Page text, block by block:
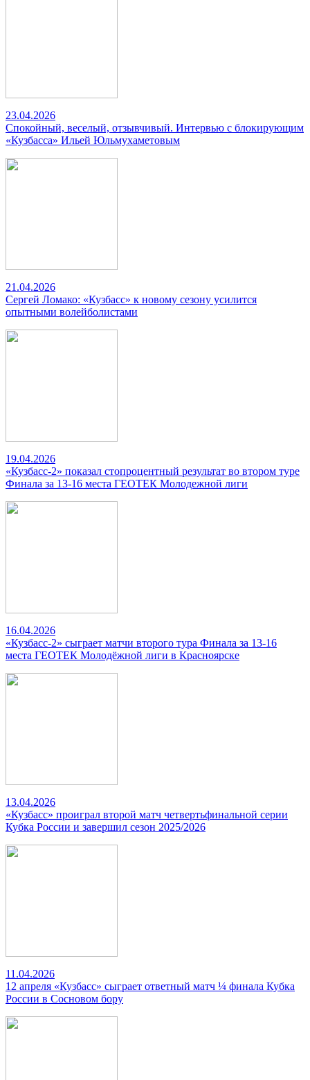
23.04.2026
Спокойный, веселый, отзывчивый. Интервью с блокирующим
«Кузбасса» Ильей Юльмухаметовым
21.04.2026
Сергей Ломако: «Кузбасс» к новому сезону усилится
опытными волейболистами
19.04.2026
«Кузбасс-2» показал стопроцентный результат во втором туре
Финала за 13-16 места ГЕОТЕК Молодежной лиги
16.04.2026
«Кузбасс-2» сыграет матчи второго тура Финала за 13-16
места ГЕОТЕК Молодёжной лиги в Красноярске
13.04.2026
«Кузбасс» проиграл второй матч четвертьфинальной серии
Кубка России и завершил сезон 2025/2026
11.04.2026
12 апреля «Кузбасс» сыграет ответный матч ¼ финала Кубка
России в Сосновом бору